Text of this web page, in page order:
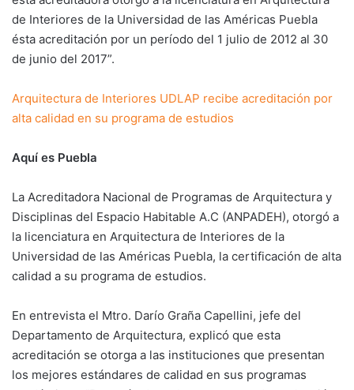
de Interiores de la Universidad de las Américas Puebla
ésta acreditación por un período del 1 julio de 2012 al 30
de junio del 2017”.
Arquitectura de Interiores UDLAP recibe acreditación por
alta calidad en su programa de estudios
Aquí es Puebla
La Acreditadora Nacional de Programas de Arquitectura y
Disciplinas del Espacio Habitable A.C (ANPADEH), otorgó a
la licenciatura en Arquitectura de Interiores de la
Universidad de las Américas Puebla, la certificación de alta
calidad a su programa de estudios.
En entrevista el Mtro. Darío Graña Capellini, jefe del
Departamento de Arquitectura, explicó que esta
acreditación se otorga a las instituciones que presentan
los mejores estándares de calidad en sus programas